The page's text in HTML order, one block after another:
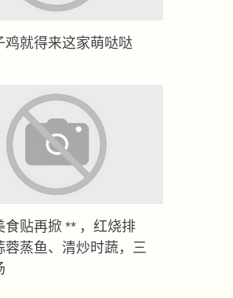
鸡就得来这家萌哒哒
食贴再掀 ** ，红烧排
蓉蒸鱼、清炒时蔬，三